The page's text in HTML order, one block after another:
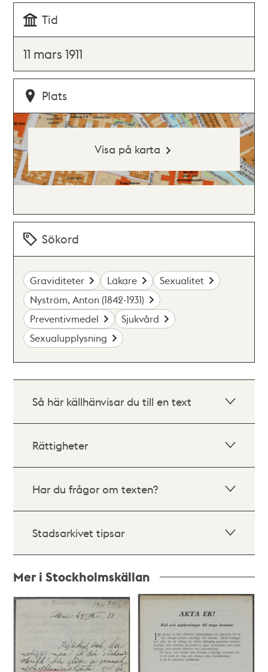
Tid
11 mars 1911
Plats
Visa på karta
Sökord
Graviditeter Läkare
Sexualitet
Nyström, Anton (1842-1931)
Preventivmedel
Sjukvård
Sexualupplysning
Så här källhänvisar du till en text
Rättigheter
Har du frågor om texten?
Stadsarkivet tipsar
Mer i Stockholmskällan
Relaterade
poster
teman